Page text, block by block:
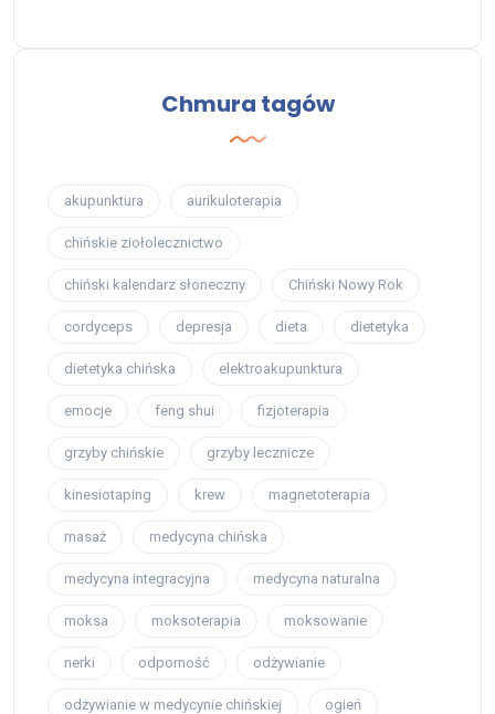
Chmura tagów
akupunktura aurikuloterapia
chińskie ziołolecznictwo
chiński kalendarz słoneczny Chiński Nowy Rok
cordyceps depresja dieta dietetyka
dietetyka chińska elektroakupunktura
emocje feng shui fizjoterapia
grzyby chińskie grzyby lecznicze
kinesiotaping krew magnetoterapia
masaż medycyna chińska
medycyna integracyjna medycyna naturalna
moksa moksoterapia moksowanie
nerki odporność odżywianie
odżywianie w medycynie chińskiej ogień